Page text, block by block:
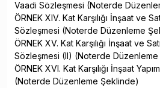
Vaadi Sözleşmesi (Noterde
ÖRNEK XIV. Kat Karşılığı İnşaat ve
Sözleşmesi (Noterde Düzenleme
ÖRNEK XV. Kat Karşılığı İnşaat ve
Sözleşmesi (II) (Noterde
ÖRNEK XVI. Kat Karşılığı İnşaat
(Noterde Düzenleme Şeklinde)